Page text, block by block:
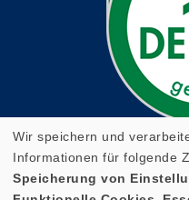
Wir speichern und
Informationen für folgende
Speicherung von